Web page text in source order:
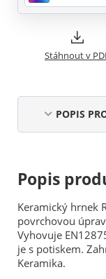
Stáhnout v
POPIS
Popis
Keramický hrnek
povrchovou
Vyhovuje
je s potiskem.
Keramika.